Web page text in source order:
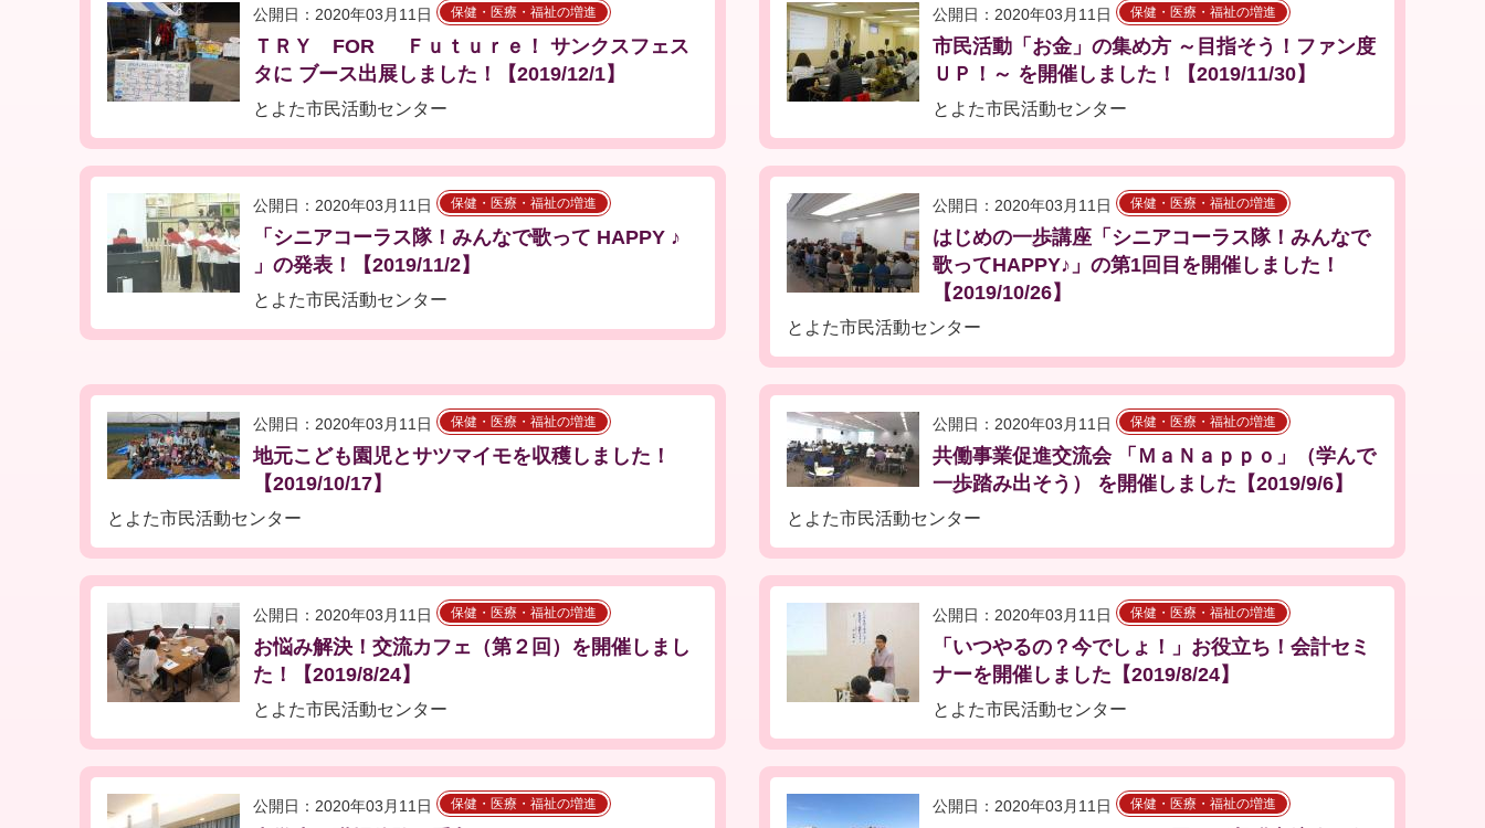
公開日：2020年03月11日 保健・医療・福祉の増進
ＴＲＹ FOR Ｆｕｔｕｒｅ！ サンクスフェス
タに ブース出展しました！【2019/12/1】
とよた市民活動センター
公開日：2020年03月11日 保健・医療・福祉の増進
市民活動「お金」の集め方 ～目指そう！ファン度
ＵＰ！～ を開催しました！【2019/11/30】
とよた市民活動センター
公開日：2020年03月11日 保健・医療・福祉の増進
「シニアコーラス隊！みんなで歌って HAPPY ♪
」の発表！【2019/11/2】
とよた市民活動センター
公開日：2020年03月11日 保健・医療・福祉の増進
はじめの一歩講座「シニアコーラス隊！みんなで
歌ってHAPPY♪」の第1回目を開催しました！
【2019/10/26】
とよた市民活動センター
公開日：2020年03月11日 保健・医療・福祉の増進
地元こども園児とサツマイモを収穫しました！
【2019/10/17】
とよた市民活動センター
公開日：2020年03月11日 保健・医療・福祉の増進
共働事業促進交流会 「ＭａＮａｐｐｏ」（学んで
一歩踏み出そう） を開催しました【2019/9/6】
とよた市民活動センター
公開日：2020年03月11日 保健・医療・福祉の増進
お悩み解決！交流カフェ（第２回）を開催しまし
た！【2019/8/24】
とよた市民活動センター
公開日：2020年03月11日 保健・医療・福祉の増進
「いつやるの？今でしょ！」お役立ち！会計セミ
ナーを開催しました【2019/8/24】
とよた市民活動センター
公開日：2020年03月11日 保健・医療・福祉の増進 公開日：2020年03月11日 保健・医療・福祉の増進